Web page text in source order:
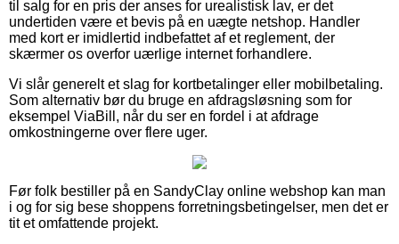
til salg for en pris der anses for urealistisk lav, er det
undertiden være et bevis på en uægte netshop. Handler
med kort er imidlertid indbefattet af et reglement, der
skærmer os overfor uærlige internet forhandlere.
Vi slår generelt et slag for kortbetalinger eller mobilbetaling.
Som alternativ bør du bruge en afdragsløsning som for
eksempel ViaBill, når du ser en fordel i at afdrage
omkostningerne over flere uger.
Før folk bestiller på en SandyClay online webshop kan man
i og for sig bese shoppens forretningsbetingelser, men det er
tit et omfattende projekt.